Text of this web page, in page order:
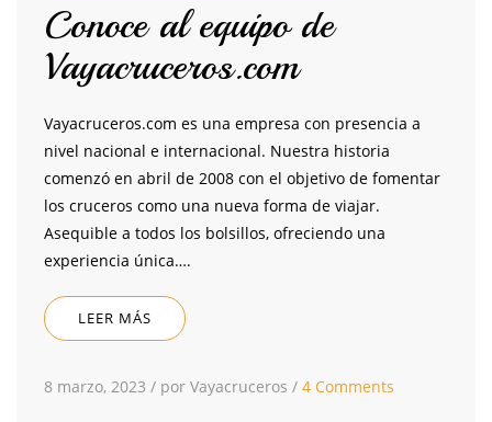
Conoce al equipo de
Vayacruceros.com
Vayacruceros.com es una empresa con presencia a
nivel nacional e internacional. Nuestra historia
comenzó en abril de 2008 con el objetivo de fomentar
los cruceros como una nueva forma de viajar.
Asequible a todos los bolsillos, ofreciendo una
experiencia única….
LEER MÁS
8 marzo, 2023 / por Vayacruceros / 4 Comments